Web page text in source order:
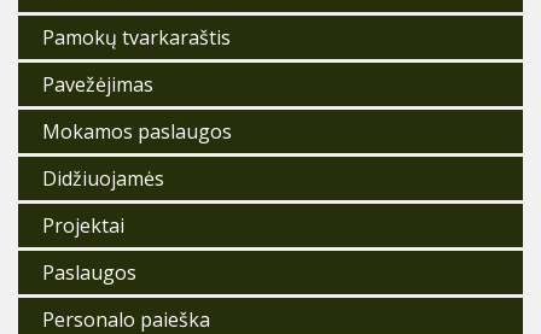
Pamokų tvarkaraštis
Pavežėjimas
Mokamos paslaugos
Didžiuojamės
Projektai
Paslaugos
Personalo paieška